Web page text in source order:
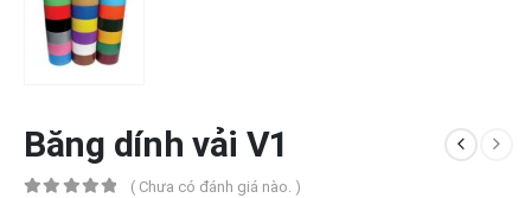
Băng dính vải V1
( Chưa có đánh giá nào. )